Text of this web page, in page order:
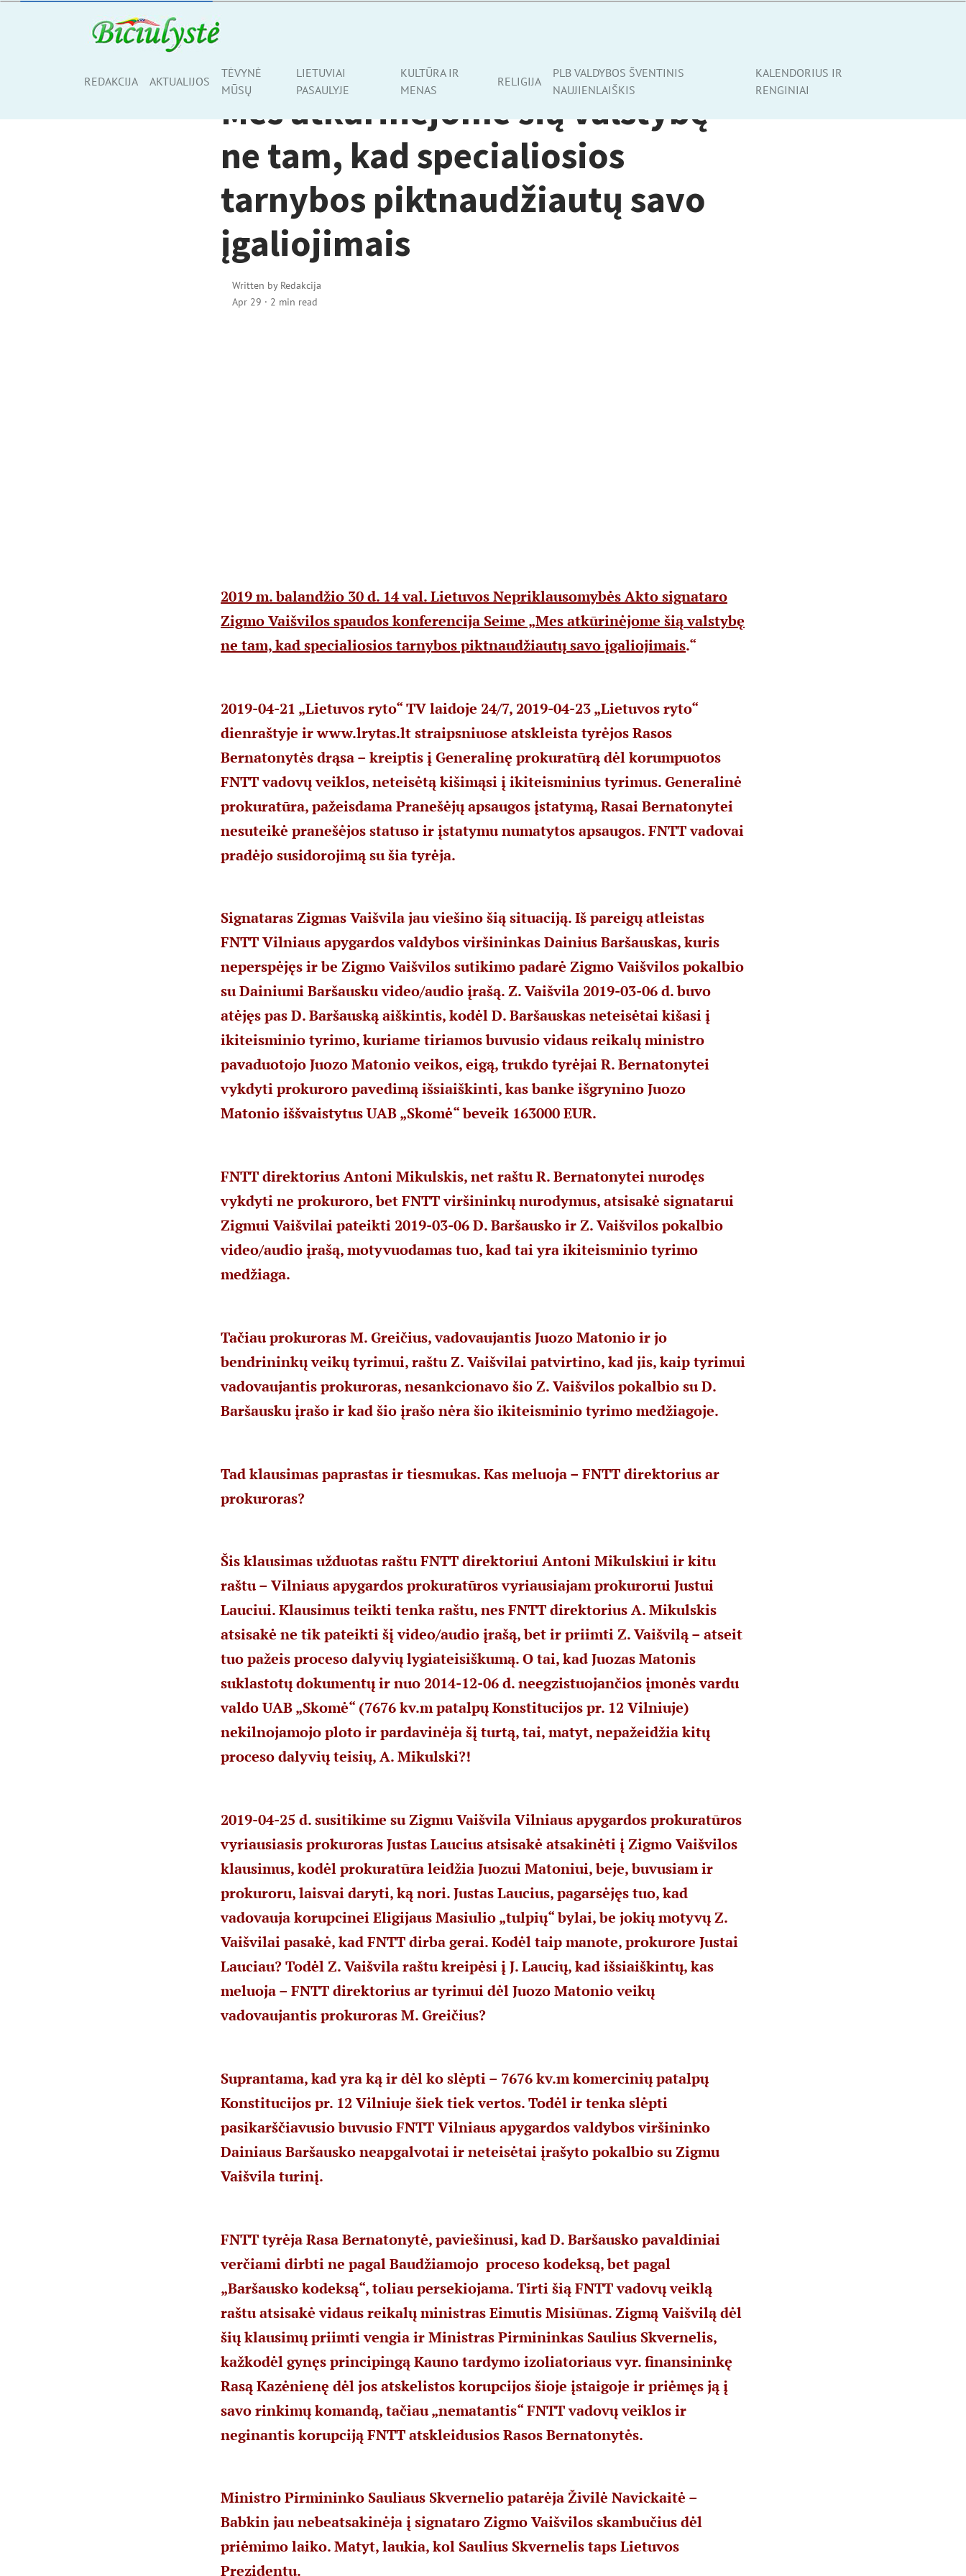
REDAKCIJA AKTUALIJOS
TĖVYNĖ
MŪSŲ
LIETUVIAI
PASAULYJE
KULTŪRA IR
MENAS
RELIGIJA
PLB VALDYBOS ŠVENTINIS
NAUJIENLAIŠKIS
KALENDORIUS IR
RENGINIAI
AKTUALIJOS
Mes atkūrinėjome šią valstybę
ne tam, kad specialiosios
tarnybos piktnaudžiautų savo
įgaliojimais
Written by Redakcija
Apr 29 · 2 min read
2019 m. balandžio 30 d. 14 val. Lietuvos Nepriklausomybės Akto signataro
Zigmo Vaišvilos spaudos konferencija Seime „Mes atkūrinėjome šią valstybę
ne tam, kad specialiosios tarnybos piktnaudžiautų savo įgaliojimais.“
2019-04-21 „Lietuvos ryto“ TV laidoje 24/7, 2019-04-23 „Lietuvos ryto“
dienraštyje irwww.lrytas.ltstraipsniuose atskleista tyrėjos Rasos
Bernatonytės drąsa – kreiptis į Generalinę prokuratūrą dėl korumpuotos
FNTT vadovų veiklos, neteisėtą kišimąsi į ikiteisminius tyrimus. Generalinė
prokuratūra, pažeisdama Pranešėjų apsaugos įstatymą, Rasai Bernatonytei
nesuteikė pranešėjos statuso ir įstatymu numatytos apsaugos. FNTT vadovai
pradėjo susidorojimą su šia tyrėja.
Signataras Zigmas Vaišvila jau viešino šią situaciją. Iš pareigų atleistas
FNTT Vilniaus apygardos valdybos viršininkas Dainius Baršauskas, kuris
neperspėjęs ir be Zigmo Vaišvilos sutikimo padarė Zigmo Vaišvilos pokalbio
su Dainiumi Baršausku video/audio įrašą. Z. Vaišvila 2019-03-06 d. buvo
atėjęs pas D. Baršauską aiškintis, kodėl D. Baršauskas neteisėtai kišasi į
ikiteisminio tyrimo, kuriame tiriamos buvusio vidaus reikalų ministro
pavaduotojo Juozo Matonio veikos, eigą, trukdo tyrėjai R. Bernatonytei
vykdyti prokuroro pavedimą išsiaiškinti, kas banke išgrynino Juozo
Matonio iššvaistytus UAB „Skomė“ beveik 163000 EUR.
FNTT direktorius Antoni Mikulskis, net raštu R. Bernatonytei nurodęs
vykdyti ne prokuroro, bet FNTT viršininkų nurodymus, atsisakė signatarui
Zigmui Vaišvilai pateikti 2019-03-06 D. Baršausko ir Z. Vaišvilos pokalbio
video/audio įrašą, motyvuodamas tuo, kad tai yra ikiteisminio tyrimo
medžiaga.
Tačiau prokuroras M. Greičius, vadovaujantis Juozo Matonio ir jo
bendrininkų veikų tyrimui, raštu Z. Vaišvilai patvirtino, kad jis, kaip tyrimui
vadovaujantis prokuroras, nesankcionavo šio Z. Vaišvilos pokalbio su D.
Baršausku įrašo ir kad šio įrašo nėra šio ikiteisminio tyrimo medžiagoje.
Tad klausimas paprastas ir tiesmukas. Kas meluoja – FNTT direktorius ar
prokuroras?
Šis klausimas užduotas raštu FNTT direktoriui Antoni Mikulskiui ir kitu
raštu – Vilniaus apygardos prokuratūros vyriausiajam prokurorui Justui
Lauciui. Klausimus teikti tenka raštu, nes FNTT direktorius A. Mikulskis
atsisakė ne tik pateikti šį video/audio įrašą, bet ir priimti Z. Vaišvilą – atseit
tuo pažeis proceso dalyvių lygiateisiškumą. O tai, kad Juozas Matonis
suklastotų dokumentų ir nuo 2014-12-06 d. neegzistuojančios įmonės vardu
valdo UAB „Skomė“ (7676 kv.m patalpų Konstitucijos pr. 12 Vilniuje)
nekilnojamojo ploto ir pardavinėja šį turtą, tai, matyt, nepažeidžia kitų
proceso dalyvių teisių, A. Mikulski?!
2019-04-25 d. susitikime su Zigmu Vaišvila Vilniaus apygardos prokuratūros
vyriausiasis prokuroras Justas Laucius atsisakė atsakinėti į Zigmo Vaišvilos
klausimus, kodėl prokuratūra leidžia Juozui Matoniui, beje, buvusiam ir
prokuroru, laisvai daryti, ką nori. Justas Laucius, pagarsėjęs tuo, kad
vadovauja korupcinei Eligijaus Masiulio „tulpių“ bylai, be jokių motyvų Z.
Vaišvilai pasakė, kad FNTT dirba gerai. Kodėl taip manote, prokurore Justai
Lauciau? Todėl Z. Vaišvila raštu kreipėsi į J. Laucių, kad išsiaiškintų, kas
meluoja – FNTT direktorius ar tyrimui dėl Juozo Matonio veikų
vadovaujantis prokuroras M. Greičius?
Suprantama, kad yra ką ir dėl ko slėpti – 7676 kv.m komercinių patalpų
Konstitucijos pr. 12 Vilniuje šiek tiek vertos. Todėl ir tenka slėpti
pasikarščiavusio buvusio FNTT Vilniaus apygardos valdybos viršininko
Dainiaus Baršausko neapgalvotai ir neteisėtai įrašyto pokalbio su Zigmu
Vaišvila turinį.
FNTT tyrėja Rasa Bernatonytė, paviešinusi, kad D. Baršausko pavaldiniai
verčiami dirbti ne pagal Baudžiamojo proceso kodeksą, bet pagal
„Baršausko kodeksą“, toliau persekiojama. Tirti šią FNTT vadovų veiklą
raštu atsisakė vidaus reikalų ministras Eimutis Misiūnas. Zigmą Vaišvilą dėl
šių klausimų priimti vengia ir Ministras Pirmininkas Saulius Skvernelis,
kažkodėl gynęs principingą Kauno tardymo izoliatoriaus vyr. finansininkę
Rasą Kazėnienę dėl jos atskelistos korupcijos šioje įstaigoje ir priėmęs ją į
savo rinkimų komandą, tačiau „nematantis“ FNTT vadovų veiklos ir
neginantis korupciją FNTT atskleidusios Rasos Bernatonytės.
Ministro Pirmininko Sauliaus Skvernelio patarėja Živilė Navickaitė –
Babkin jau nebeatsakinėja į signataro Zigmo Vaišvilos skambučius dėl
priėmimo laiko. Matyt, laukia, kol Saulius Skvernelis taps Lietuvos
Prezidentu.
Share